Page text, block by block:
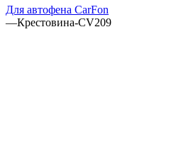
Для автофена CarFon
—Крестовина-CV209